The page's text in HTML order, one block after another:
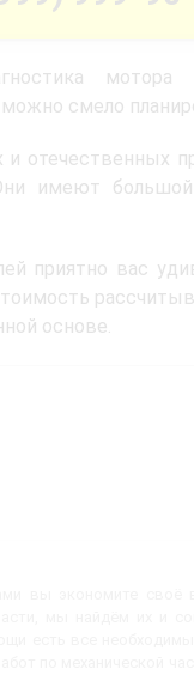
мотора
смело
отечественных
имеют
приятно вас
основе.